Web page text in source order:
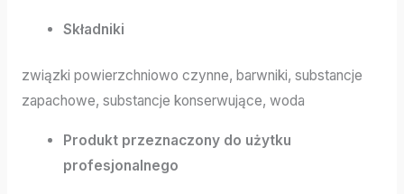
Składniki
związki powierzchniowo czynne, barwniki, substancje
zapachowe, substancje konserwujące, woda
Produkt przeznaczony do użytku
profesjonalnego